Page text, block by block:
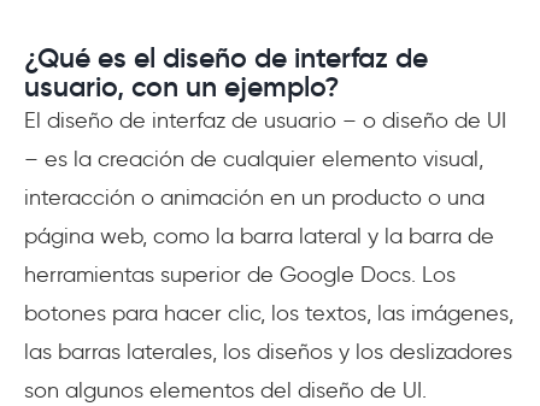
¿Qué es el diseño de interfaz de
usuario, con un ejemplo?
El diseño de interfaz de usuario – o diseño de UI
– es la creación de cualquier elemento visual,
interacción o animación en un producto o una
página web, como la barra lateral y la barra de
herramientas superior de Google Docs. Los
botones para hacer clic, los textos, las imágenes,
las barras laterales, los diseños y los deslizadores
son algunos elementos del diseño de UI.